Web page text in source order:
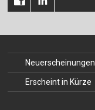
Neuerscheinungen
Erscheint in Kürze